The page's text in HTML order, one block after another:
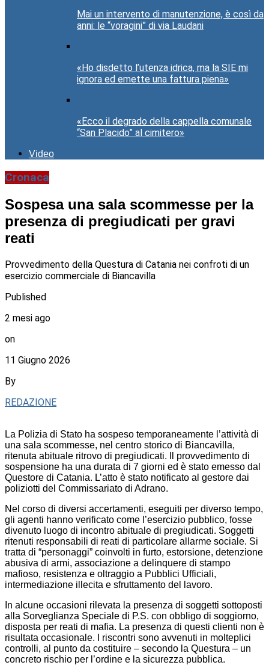
Mai un intervento di manutenzione, è così da
anni: le “voragini” di via Laudani
«Ho disdetto l’utenza idrica, ma la SIE mi
ignora ed emette una fattura piena»
«Ecco il degrado della cappella comunale
“San Placido” al cimitero»
Video
Cronaca
Sospesa una sala scommesse per la
presenza di pregiudicati per gravi
reati
Provvedimento della Questura di Catania nei confroti di un
esercizio commerciale di Biancavilla
Published
2 mesi ago
on
11 Giugno 2026
By
REDAZIONE
La Polizia di Stato ha sospeso temporaneamente l’attività di
una sala scommesse, nel centro storico di Biancavilla,
ritenuta abituale ritrovo di pregiudicati. Il provvedimento di
sospensione ha una durata di 7 giorni ed è stato emesso dal
Questore di Catania. L’atto è stato notificato al gestore dai
poliziotti del Commissariato di Adrano.
Nel corso di diversi accertamenti, eseguiti per diverso tempo,
gli agenti hanno verificato come l’esercizio pubblico, fosse
divenuto luogo di incontro abituale di pregiudicati. Soggetti
ritenuti responsabili di reati di particolare allarme sociale. Si
tratta di “personaggi” coinvolti in furto, estorsione, detenzione
abusiva di armi, associazione a delinquere di stampo
mafioso, resistenza e oltraggio a Pubblici Ufficiali,
intermediazione illecita e sfruttamento del lavoro.
In alcune occasioni rilevata la presenza di soggetti sottoposti
alla Sorveglianza Speciale di P.S. con obbligo di soggiorno,
disposta per reati di mafia. La presenza di questi clienti non è
risultata occasionale. I riscontri sono avvenuti in molteplici
controlli, al punto da costituire – secondo la Questura – un
concreto rischio per l’ordine e la sicurezza pubblica.